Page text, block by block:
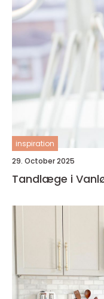
inspiration
29. October 2025
Tandlæge i